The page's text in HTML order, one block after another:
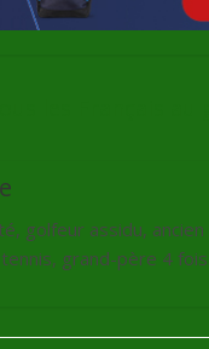
golfeur assidu,
grand-père 4 fois.